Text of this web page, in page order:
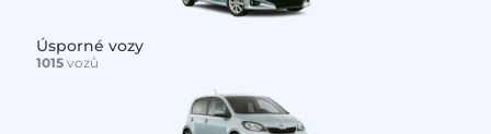
Úsporné vozy
1015vozů